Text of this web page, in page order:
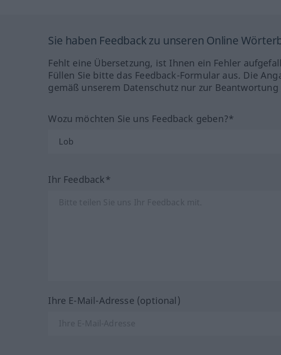
Sie haben Feedback zu unseren Online
Fehlt eine Übersetzung, ist Ihnen ein Fehler
Füllen Sie bitte das Feedback-Formular aus. Die
gemäß unserem Datenschutz nur zur Beantwortung
Wozu möchten Sie uns Feedback geben?*
Ihr Feedback*
Ihre E-Mail-Adresse (optional)